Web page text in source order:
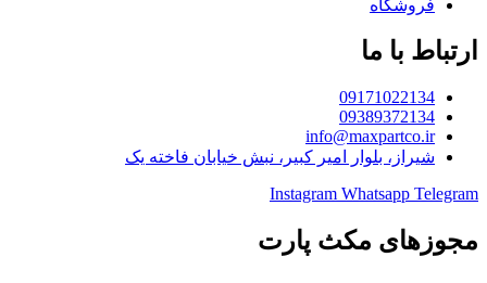
فروشگاه
ارتباط با ما
09171022134
09389372134
info@maxpartco.ir
شیراز، بلوار امیر کبیر، نبش خیابان فاخته یک
Instagram Whatsapp Telegram
مجوزهای مکث پارت